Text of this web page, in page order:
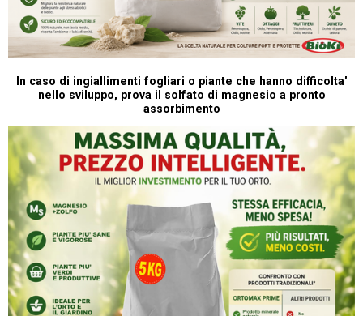
In caso di ingiallimenti fogliari o piante che hanno difficolta'
nello sviluppo, prova il solfato di magnesio a pronto
assorbimento